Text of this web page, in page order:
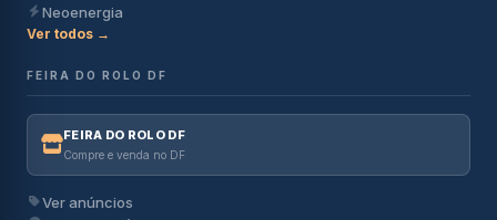
Neoenergia
Ver todos →
FEIRA DO ROLO DF
FEIRA DO ROLO DF
Compre e venda no DF
Ver anúncios